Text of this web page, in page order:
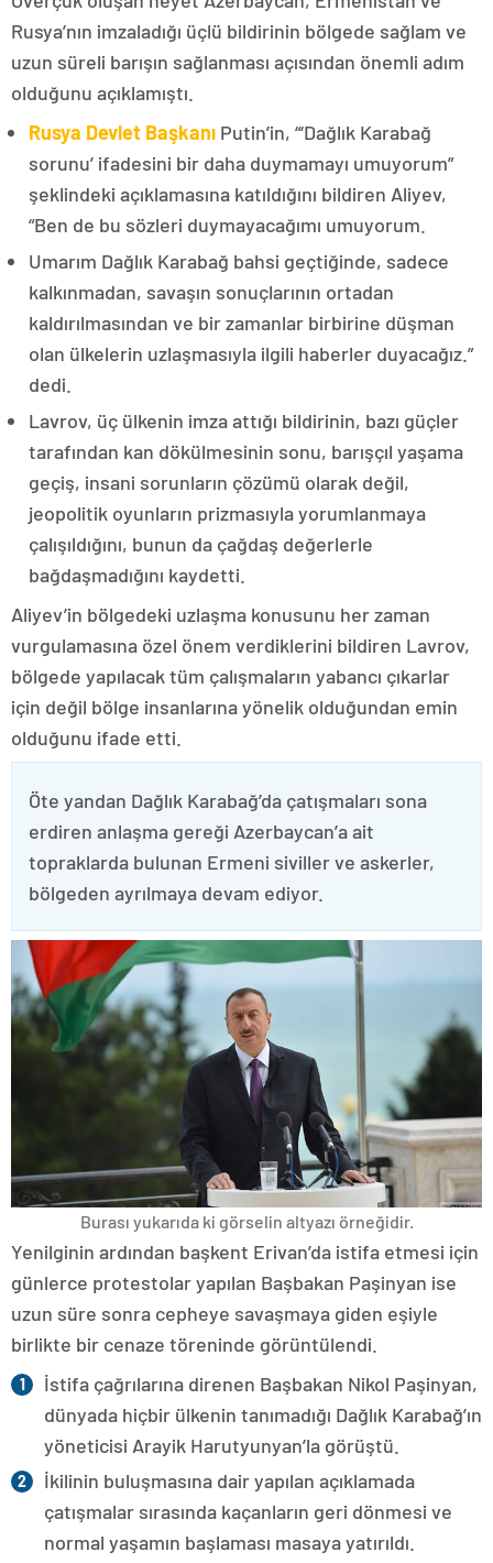
Rusya’nın imzaladığı üçlü bildirinin bölgede sağlam ve
uzun süreli barışın sağlanması açısından önemli adım
olduğunu açıklamıştı.
Rusya Devlet Başkanı Putin’in, “‘Dağlık Karabağ
sorunu’ ifadesini bir daha duymamayı umuyorum”
şeklindeki açıklamasına katıldığını bildiren Aliyev,
“Ben de bu sözleri duymayacağımı umuyorum.
Umarım Dağlık Karabağ bahsi geçtiğinde, sadece
kalkınmadan, savaşın sonuçlarının ortadan
kaldırılmasından ve bir zamanlar birbirine düşman
olan ülkelerin uzlaşmasıyla ilgili haberler duyacağız.”
dedi.
Lavrov, üç ülkenin imza attığı bildirinin, bazı güçler
tarafından kan dökülmesinin sonu, barışçıl yaşama
geçiş, insani sorunların çözümü olarak değil,
jeopolitik oyunların prizmasıyla yorumlanmaya
çalışıldığını, bunun da çağdaş değerlerle
bağdaşmadığını kaydetti.
Aliyev’in bölgedeki uzlaşma konusunu her zaman
vurgulamasına özel önem verdiklerini bildiren Lavrov,
bölgede yapılacak tüm çalışmaların yabancı çıkarlar
için değil bölge insanlarına yönelik olduğundan emin
olduğunu ifade etti.
Öte yandan Dağlık Karabağ’da çatışmaları sona
erdiren anlaşma gereği Azerbaycan’a ait
topraklarda bulunan Ermeni siviller ve askerler,
bölgeden ayrılmaya devam ediyor.
Burası yukarıda ki görselin altyazı örneğidir.
Yenilginin ardından başkent Erivan’da istifa etmesi için
günlerce protestolar yapılan Başbakan Paşinyan ise
uzun süre sonra cepheye savaşmaya giden eşiyle
birlikte bir cenaze töreninde görüntülendi.
İstifa çağrılarına direnen Başbakan Nikol Paşinyan,
dünyada hiçbir ülkenin tanımadığı Dağlık Karabağ’ın
yöneticisi Arayik Harutyunyan’la görüştü.
İkilinin buluşmasına dair yapılan açıklamada
çatışmalar sırasında kaçanların geri dönmesi ve
normal yaşamın başlaması masaya yatırıldı.